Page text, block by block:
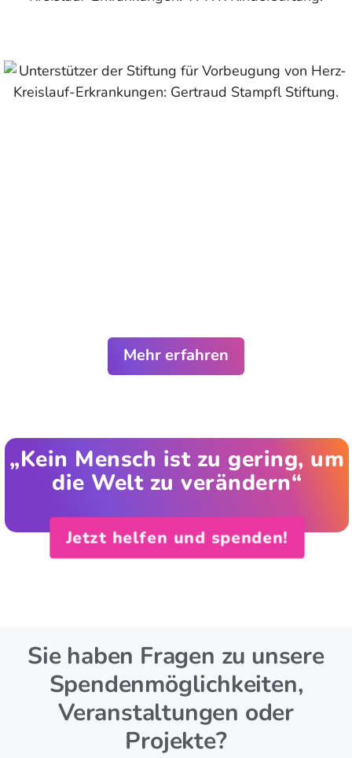
Mehr erfahren
„Kein Mensch ist zu gering, um
die Welt zu verändern“
Jetzt helfen und spenden!
Sie haben Fragen zu unsere
Spenden­möglichkeiten,
Veranstaltungen oder
Projekte?